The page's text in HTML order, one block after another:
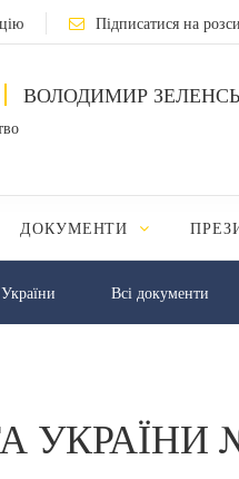
Підписатися на
ВОЛОДИМИР
ДОКУМЕНТИ
Всі документи
УКРАЇНИ